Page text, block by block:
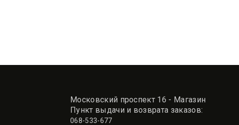
Московский проспект 16 - Магазин
Пункт выдачи и возврата заказов:
068-533-677